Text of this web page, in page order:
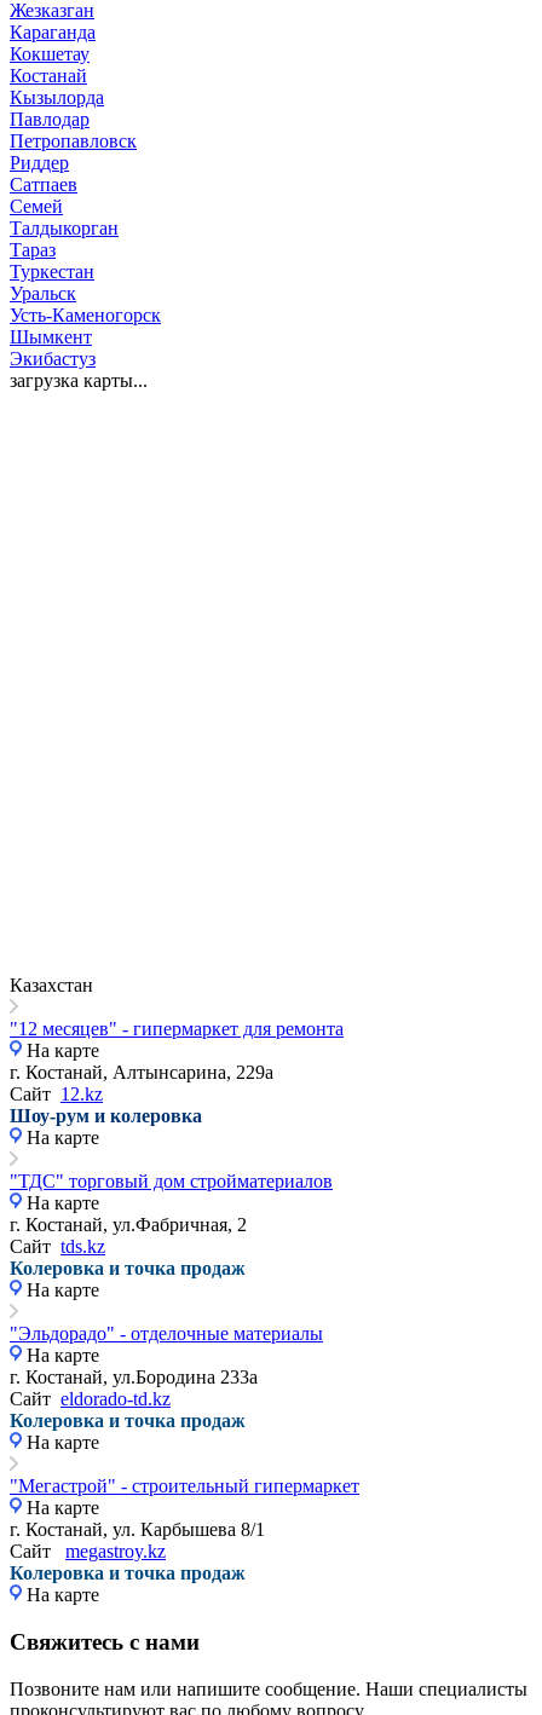
Жезказган
Караганда
Кокшетау
Костанай
Кызылорда
Павлодар
Петропавловск
Риддер
Сатпаев
Семей
Талдыкорган
Тараз
Туркестан
Уральск
Усть-Каменогорск
Шымкент
Экибастуз
загрузка карты...
Казахстан
"12 месяцев" - гипермаркет для ремонта
На карте
г. Костанай, ​Алтынсарина, 229а
Сайт 12.kz
Шоу-рум и колеровка
На карте
"ТДС" торговый дом стройматериалов
На карте
г. Костанай, ул.Фабричная, 2
Сайт tds.kz
Колеровка и точка продаж
На карте
"Эльдорадо" - отделочные материалы
На карте
г. Костанай, ул.Бородина 233а
Сайт eldorado-td.kz
Колеровка и точка продаж
На карте
"Мегастрой" - строительный гипермаркет
На карте
г. Костанай, ул. Карбышева 8/1
Сайт megastroy.kz
Колеровка и точка продаж
На карте
Свяжитесь с нами
Позвоните нам или напишите сообщение. Наши специалисты
проконсультируют вас по любому вопросу.